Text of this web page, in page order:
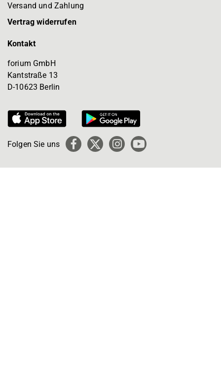
Versand und Zahlung
Vertrag widerrufen
Kontakt
forium GmbH
Kantstraße 13
D-10623 Berlin
Folgen Sie uns Facebook
X
Instagram